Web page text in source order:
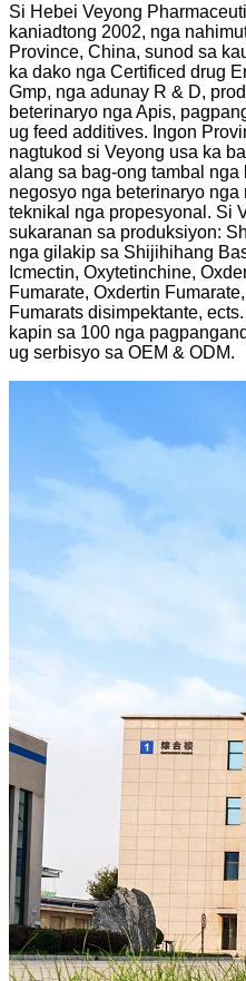
Si Hebei Veyong
kaniadtong 2002, nga
Province, China, sunod sa
ka dako nga Certificed drug
Gmp, nga adunay R & D,
beterinaryo nga Apis,
ug feed additives. Ingon
nagtukod si Veyong usa ka
alang sa bag-ong tambal
negosyo nga beterinaryo
teknikal nga propesyonal. Si
sukaranan sa produksiyon:
nga gilakip sa Shijihihang
Icmectin, Oxytetinchine,
Fumarate, Oxdertin
Fumarats disimpektante,
kapin sa 100 nga
ug serbisyo sa OEM & ODM.